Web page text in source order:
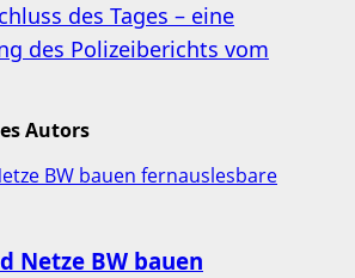
des Tages – eine
des Polizeiberichts vom
Autors
BW bauen fernauslesbare
Netze BW bauen